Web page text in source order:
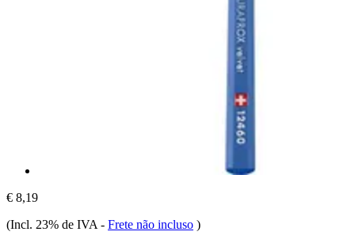
€ 8,19
(Incl. 23% de IVA - Frete não incluso )